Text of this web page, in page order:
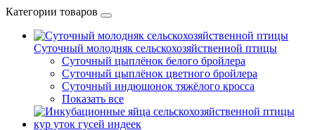
Категории товаров
Суточный молодняк сельскохозяйственной птицы
Суточный цыплёнок белого бройлера
Суточный цыплёнок цветного бройлера
Суточный индюшонок тяжёлого кросса
Показать все